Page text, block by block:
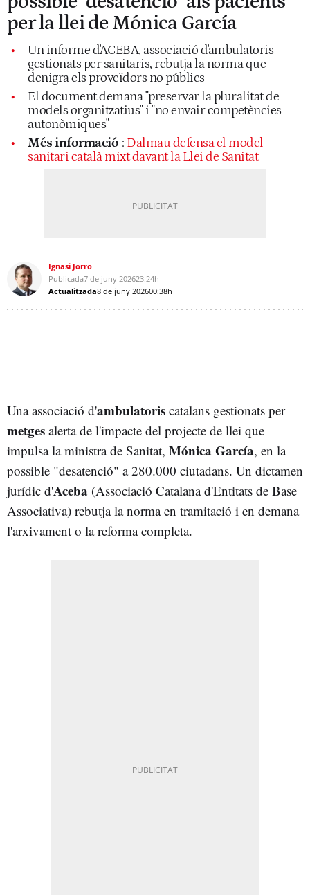
per la llei de Mónica García
Un informe d'ACEBA, associació d'ambulatoris
gestionats per sanitaris, rebutja la norma que
denigra els proveïdors no públics
El document demana "preservar la pluralitat de
models organitzatius" i "no envair competències
autonòmiques"
Més informació : Dalmau defensa el model
sanitari català mixt davant la Llei de Sanitat
Ignasi Jorro
Publicada7 de juny 202623:24h
Actualitzada8 de juny 202600:38h
Una associació d'ambulatoris catalans gestionats per
metges alerta de l'impacte del projecte de llei que
impulsa la ministra de Sanitat, Mónica García, en la
possible "desatenció" a 280.000 ciutadans. Un dictamen
jurídic d'Aceba (Associació Catalana d'Entitats de Base
Associativa) rebutja la norma en tramitació i en demana
l'arxivament o la reforma completa.